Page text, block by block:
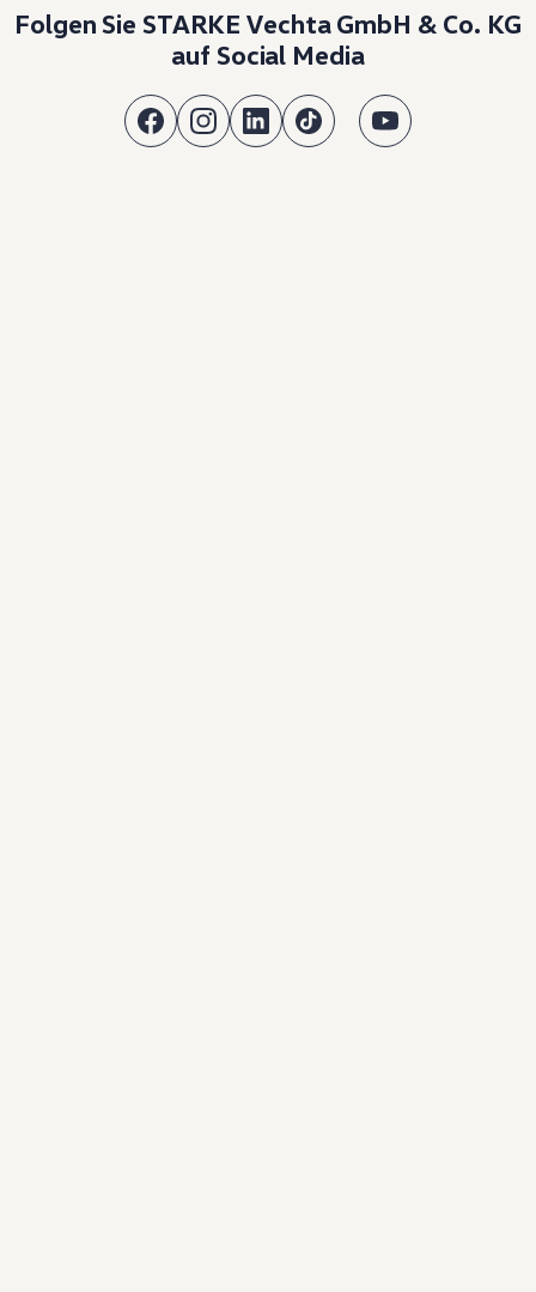
Folgen Sie STARKE Vechta GmbH & Co. KG
auf Social Media